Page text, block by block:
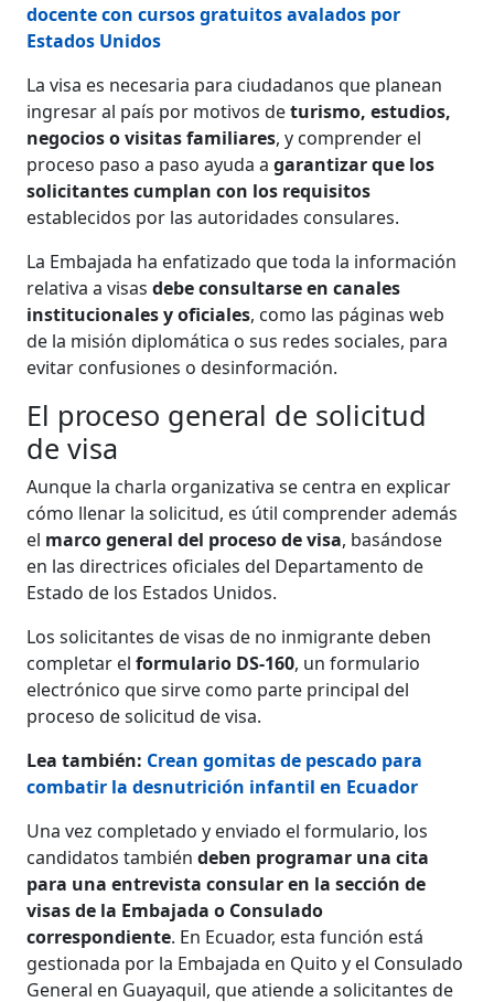
docente con cursos gratuitos avalados por
Estados Unidos
La visa es necesaria para ciudadanos que planean
ingresar al país por motivos deturismo, estudios,
negocios o visitas familiares, y comprender el
proceso paso a paso ayuda agarantizar que los
solicitantes cumplan con los requisitos
establecidos por las autoridades consulares.
La Embajada ha enfatizado que toda la información
relativa a visasdebe consultarse en canales
institucionales y oficiales, como las páginas web
de la misión diplomática o sus redes sociales, para
evitar confusiones o desinformación.
El proceso general de solicitud
de visa
Aunque la charla organizativa se centra en explicar
cómo llenar la solicitud, es útil comprender además
el marco general del proceso de visa, basándose
en las directrices oficiales del Departamento de
Estado de los Estados Unidos.
Los solicitantes de visas de no inmigrante deben
completar elformulario DS-160, un formulario
electrónico que sirve como parte principal del
proceso de solicitud de visa.
Lea también: Crean gomitas de pescado para
combatir la desnutrición infantil en Ecuador
Una vez completado y enviado el formulario, los
candidatos tambiéndeben programar una cita
para una entrevista consular en la sección de
visas de la Embajada o Consulado
correspondiente. En Ecuador, esta función está
gestionada por la Embajada en Quito y el Consulado
General en Guayaquil, que atiende a solicitantes de